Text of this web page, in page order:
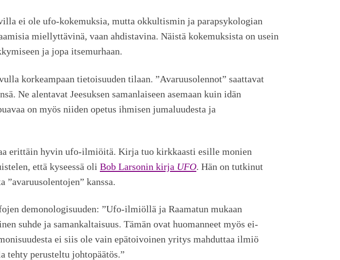
ei ole ufo-kokemuksia, mutta okkultismin ja parapsykologian
miellyttävinä, vaan ahdistavina. Näistä kokemuksista on usein
ja jopa itsemurhaan.
korkeampaan tietoisuuden tilaan. ”Avaruusolennot” saattavat
Ne alentavat Jeesuksen samanlaiseen asemaan kuin idän
on myös niiden opetus ihmisen jumaluudesta ja
erittäin hyvin ufo-ilmiöitä. Kirja tuo kirkkaasti esille monien
että kyseessä oli Bob Larsonin kirja UFO. Hän on tutkinut
kanssa.
demonologisuuden: ”Ufo-ilmiöllä ja Raamatun mukaan
suhde ja samankaltaisuus. Tämän ovat huomanneet myös ei-
ei siis ole vain epätoivoinen yritys mahduttaa ilmiö
tehty perusteltu johtopäätös.”